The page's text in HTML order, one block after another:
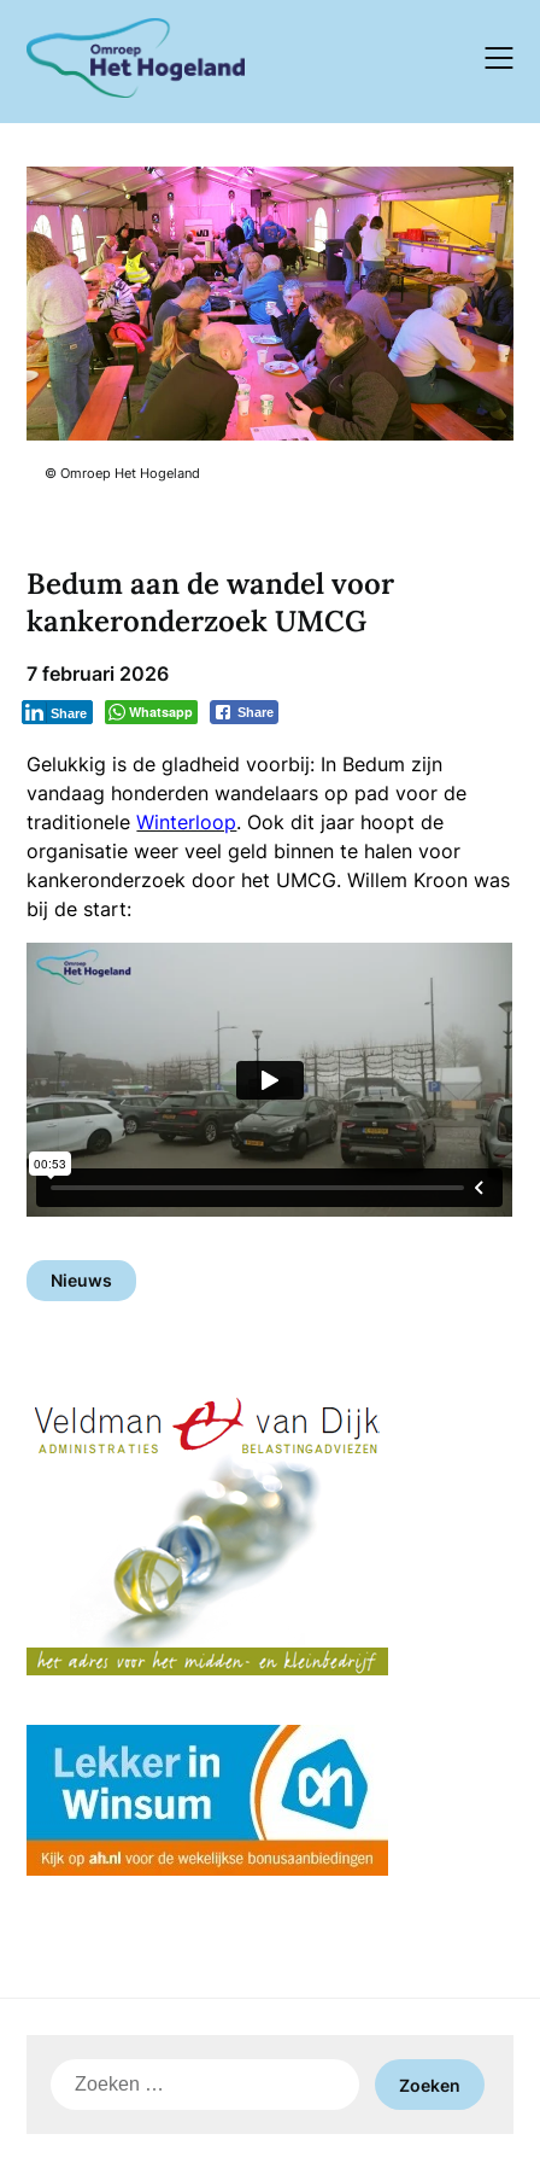
content
© Omroep Het Hogeland
Bedum aan de wandel voor
kankeronderzoek UMCG
7 februari 2026
Whatsapp Share
Share
Gelukkig is de gladheid voorbij: In Bedum zijn
vandaag honderden wandelaars op pad voor de
traditioneleWinterloop. Ook dit jaar hoopt de
organisatie weer veel geld binnen te halen voor
kankeronderzoek door het UMCG. Willem Kroon was
bij de start:
Nieuws
Zoeken